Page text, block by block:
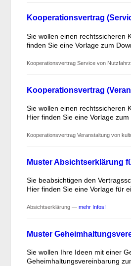
Kooperationsvertrag
Sie wollen einen rechtssicheren
finden Sie eine Vorlage zum
Kooperationsvertrag Service von
Kooperationsvertrag
Sie wollen einen rechtssicheren
Hier finden Sie eine Vorlage zum
Kooperationsvertrag Veranstaltung von
Muster Absichtserklärung
Sie beabsichtigen den
Hier finden Sie eine Vorlage für
Absichtserklärung — mehr Infos!
Muster
Sie wollen Ihre Ideen mit einer
Geheimhaltungsvereinbarung